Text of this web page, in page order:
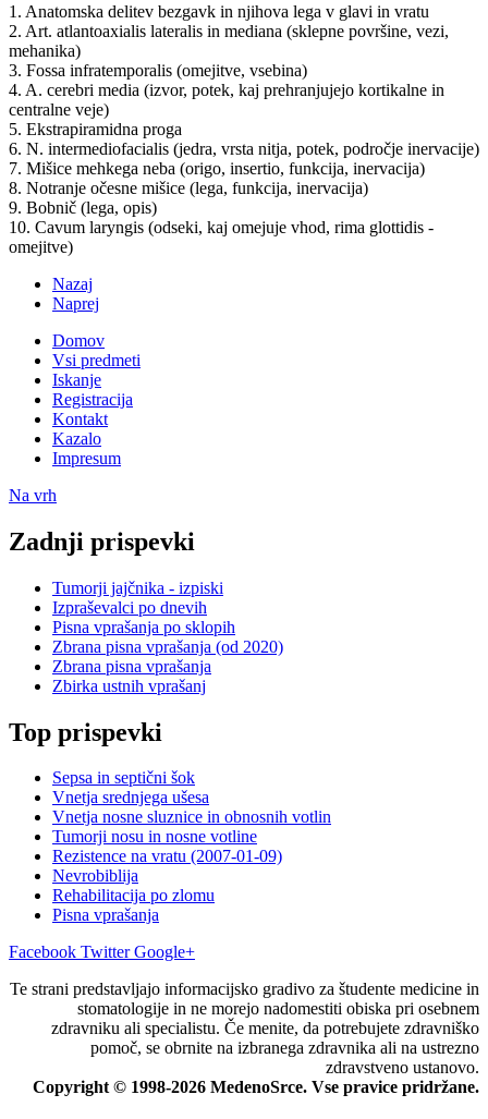
1. Anatomska delitev bezgavk in njihova lega v glavi in vratu
2. Art. atlantoaxialis lateralis in mediana (sklepne površine, vezi,
mehanika)
3. Fossa infratemporalis (omejitve, vsebina)
4. A. cerebri media (izvor, potek, kaj prehranjujejo kortikalne in
centralne veje)
5. Ekstrapiramidna proga
6. N. intermediofacialis (jedra, vrsta nitja, potek, področje inervacije)
7. Mišice mehkega neba (origo, insertio, funkcija, inervacija)
8. Notranje očesne mišice (lega, funkcija, inervacija)
9. Bobnič (lega, opis)
10. Cavum laryngis (odseki, kaj omejuje vhod, rima glottidis -
omejitve)
Nazaj
Naprej
Domov
Vsi predmeti
Iskanje
Registracija
Kontakt
Kazalo
Impresum
Na vrh
Zadnji prispevki
Tumorji jajčnika - izpiski
Izpraševalci po dnevih
Pisna vprašanja po sklopih
Zbrana pisna vprašanja (od 2020)
Zbrana pisna vprašanja
Zbirka ustnih vprašanj
Top prispevki
Sepsa in septični šok
Vnetja srednjega ušesa
Vnetja nosne sluznice in obnosnih votlin
Tumorji nosu in nosne votline
Rezistence na vratu (2007-01-09)
Nevrobiblija
Rehabilitacija po zlomu
Pisna vprašanja
Facebook Twitter Google+
Te strani predstavljajo informacijsko gradivo za študente medicine in
stomatologije in ne morejo nadomestiti obiska pri osebnem
zdravniku ali specialistu. Če menite, da potrebujete zdravniško
pomoč, se obrnite na izbranega zdravnika ali na ustrezno
zdravstveno ustanovo.
Copyright © 1998-2026 MedenoSrce. Vse pravice pridržane.